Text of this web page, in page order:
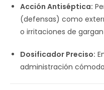
Acción Antiséptica:
(defensas) como
o irritaciones de
Dosificador Preciso:
administración